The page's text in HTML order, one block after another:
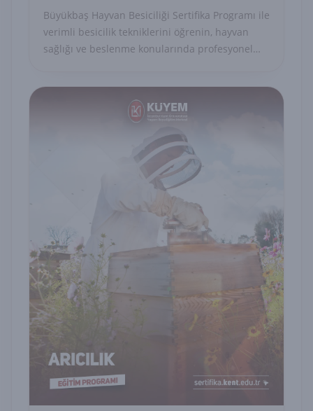
Büyükbaş Hayvan Besiciliği Sertifika Programı ile
verimli besicilik tekniklerini öğrenin, hayvan
sağlığı ve beslenme konularında profesyonel